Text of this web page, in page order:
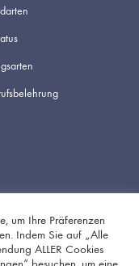
um Ihre Präferenzen
Indem Sie auf „Alle
ALLER Cookies